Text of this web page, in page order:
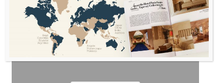
Periodicidade